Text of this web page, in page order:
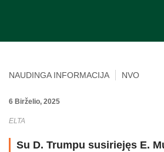
NAUDINGA INFORMACIJA NVO
6 Birželio, 2025
ELTA
Su D. Trumpu susiriejęs E.